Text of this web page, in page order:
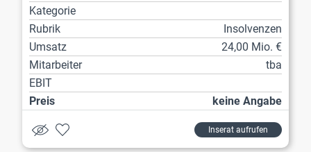
Kategorie
Rubrik
Insolvenzen
Umsatz
24,00 Mio. €
Mitarbeiter
tba
EBIT
Preis
keine Angabe
Inserat aufrufen